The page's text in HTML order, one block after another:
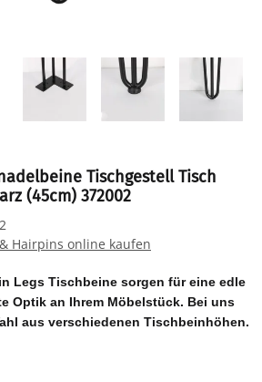
Tischgestell Tisch
(45cm) 372002
Hairpins online kaufen
Legs Tischbeine sorgen für eine edle
Optik an Ihrem Möbelstück. Bei uns
aus verschiedenen Tischbeinhöhen.